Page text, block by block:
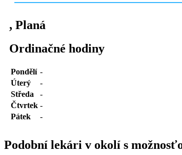
, Planá
Ordinačné hodiny
Pondělí -
Úterý
-
Středa
-
Čtvrtek -
Pátek
-
Podobní lekári v okolí s